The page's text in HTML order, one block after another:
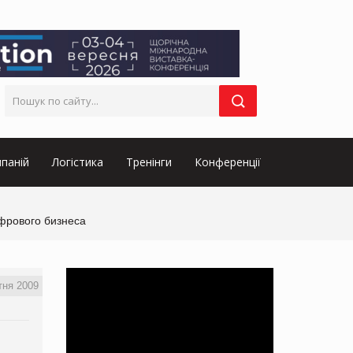
Логістика Тренінги Конференції
бизнеса
2009